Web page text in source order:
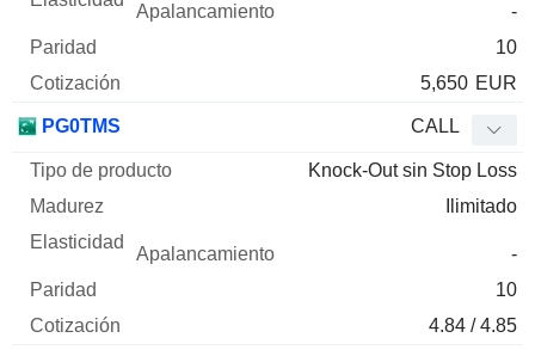
-
10
5,650 EUR
PG0TMS CALL
Knock-Out sin Stop Loss
Ilimitado
-
10
4.84 / 4.85